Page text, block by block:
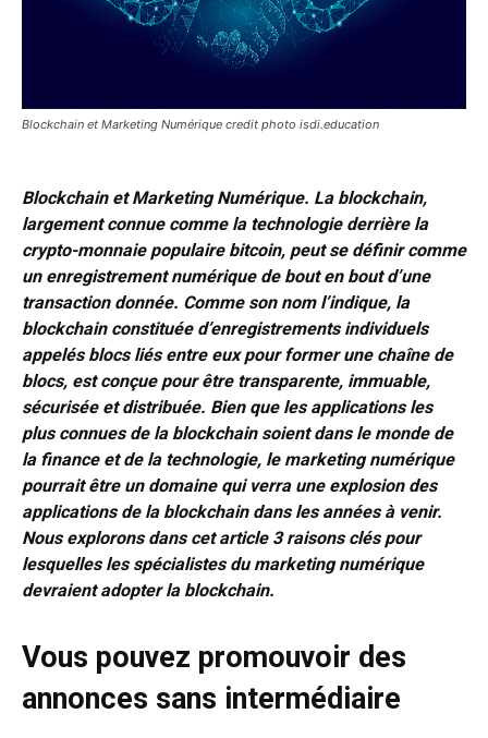
Blockchain et Marketing Numérique credit photo isdi.education
Blockchain et Marketing Numérique. La blockchain,
largement connue comme la technologie derrière la
crypto-monnaie populaire bitcoin, peut se définir comme
un enregistrement numérique de bout en bout d’une
transaction donnée. Comme son nom l’indique, la
blockchain constituée d’enregistrements individuels
appelés blocs liés entre eux pour former une chaîne de
blocs, est conçue pour être transparente, immuable,
sécurisée et distribuée. Bien que les applications les
plus connues de la blockchain soient dans le monde de
la finance et de la technologie, le marketing numérique
pourrait être un domaine qui verra une explosion des
applications de la blockchain dans les années à venir.
Nous explorons dans cet article 3 raisons clés pour
lesquelles les spécialistes du marketing numérique
devraient adopter la blockchain.
Vous pouvez promouvoir des
annonces sans intermédiaire